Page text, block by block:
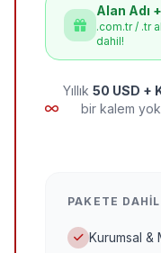
Alan Adı
.com.tr / .tr
dahil!
Yıllık 50 USD +
bir kalem
PAKETE
Kurumsal &